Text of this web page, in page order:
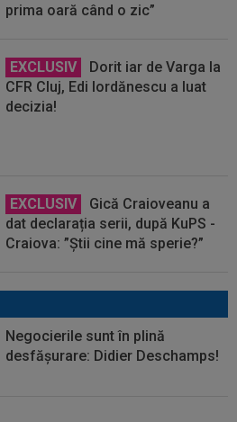
prima oară când o zic”
EXCLUSIV
Dorit iar de Varga la
CFR Cluj, Edi Iordănescu a luat
decizia!
EXCLUSIV
Gică Craioveanu a
dat declarația serii, după KuPS -
Craiova: ”Știi cine mă sperie?”
Negocierile sunt în plină
desfășurare: Didier Deschamps!